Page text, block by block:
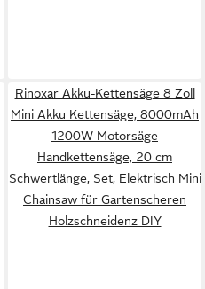
Rinoxar Akku-Kettensäge 8 Zoll
Mini Akku Kettensäge, 8000mAh
1200W Motorsäge
Handkettensäge, 20 cm
Schwertlänge, Set, Elektrisch Mini
Chainsaw für Gartenscheren
Holzschneidenz DIY